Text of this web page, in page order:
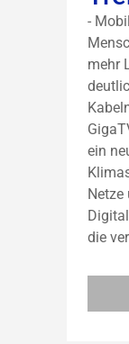
-
mehr
ein
die